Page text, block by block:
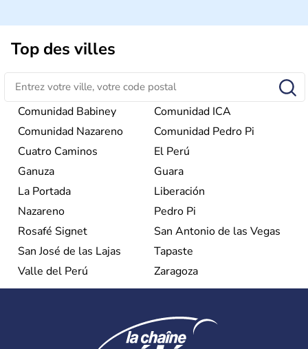
dirigé par le Parti communiste. Le pays est cependant
considéré comme une dictature par ses opposants.
Aujourd'hui, l'embargo américain a été assoupli et le
tourisme bat son plein à Cuba.
Top des villes
Comunidad Babiney
Comunidad ICA
Comunidad Nazareno
Comunidad Pedro Pi
Cuatro Caminos
El Perú
Ganuza
Guara
La Portada
Liberación
Nazareno
Pedro Pi
Rosafé Signet
San Antonio de las Vegas
San José de las Lajas
Tapaste
Valle del Perú
Zaragoza